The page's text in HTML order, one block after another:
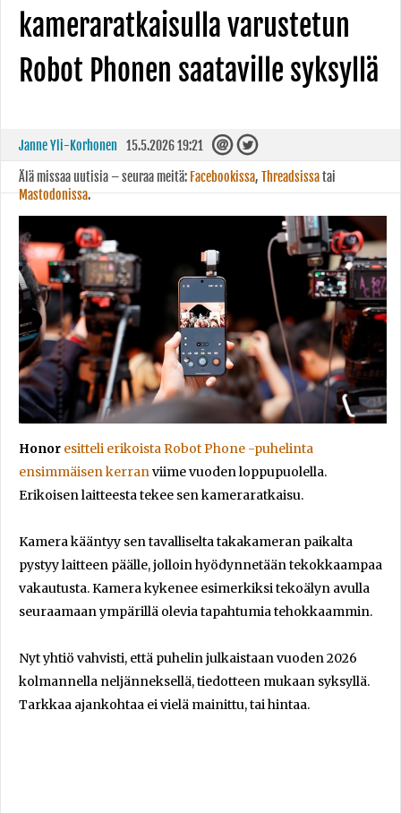
kameraratkaisulla varustetun
Robot Phonen saataville syksyllä
Janne Yli-Korhonen 15.5.2026 19:21
Älä missaa uutisia – seuraa meitä: Facebookissa, Threadsissatai
Mastodonissa.
Honor esitteli erikoista Robot Phone -puhelinta
ensimmäisen kerran viime vuoden loppupuolella.
Erikoisen laitteesta tekee sen kameraratkaisu.
Kamera kääntyy sen tavalliselta takakameran paikalta
pystyy laitteen päälle, jolloin hyödynnetään tekokkaampaa
vakautusta. Kamera kykenee esimerkiksi tekoälyn avulla
seuraamaan ympärillä olevia tapahtumia tehokkaammin.
Nyt yhtiö vahvisti, että puhelin julkaistaan vuoden 2026
kolmannella neljänneksellä, tiedotteen mukaan syksyllä.
Tarkkaa ajankohtaa ei vielä mainittu, tai hintaa.